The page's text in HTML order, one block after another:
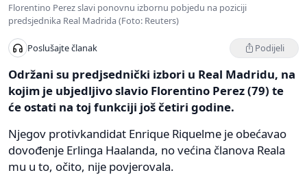
Florentino Perez slavi ponovnu izbornu pobjedu na poziciji
predsjednika Real Madrida (Foto: Reuters)
Poslušajte članak Podijeli
Održani su predjsednički izbori u Real Madridu, na
kojim je ubjedljivo slavio Florentino Perez (79) te
će ostati na toj funkciji još četiri godine.
Njegov protivkandidat Enrique Riquelme je obećavao
dovođenje Erlinga Haalanda, no većina članova Reala
mu u to, očito, nije povjerovala.